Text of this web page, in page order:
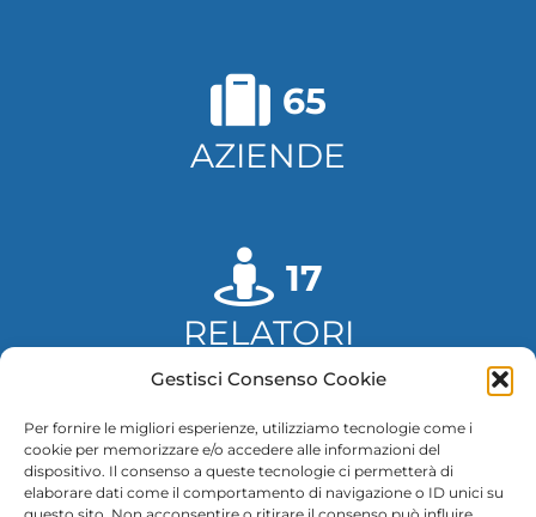
Gestisci Consenso Cookie
Per fornire le migliori esperienze, utilizziamo tecnologie come i
cookie per memorizzare e/o accedere alle informazioni del
dispositivo. Il consenso a queste tecnologie ci permetterà di
elaborare dati come il comportamento di navigazione o ID unici su
65
AZIENDE
17
RELATORI
7